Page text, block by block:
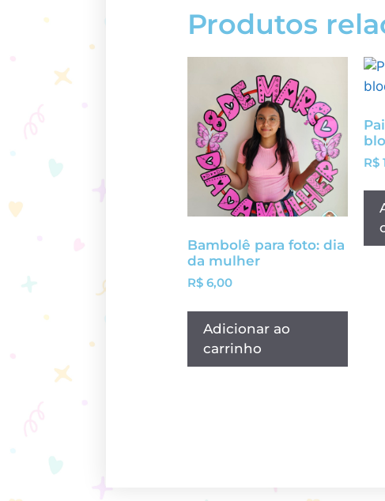
Produtos
Bambolê para foto: dia
da mulher
R$ 6,00
Adicionar ao
carrinho
R$